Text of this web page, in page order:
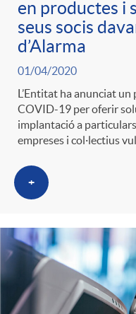
en productes i
seus socis
d’Alarma
01/04/2020
L’Entitat ha anunciat
COVID-19 per oferir
implantació a
empreses i col·lectius
+